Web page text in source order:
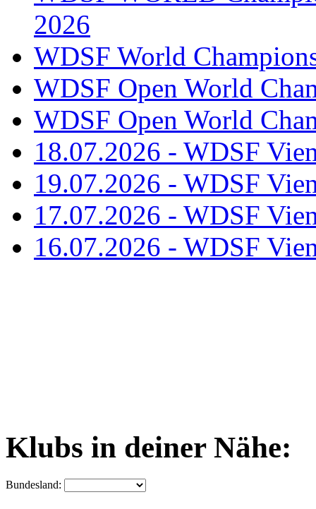
2026
WDSF World
WDSF Open World
WDSF Open World
18.07.2026 - WDSF
19.07.2026 - WDSF
17.07.2026 - WDSF
16.07.2026 - WDSF
Klubs in deiner Nähe:
Bundesland: